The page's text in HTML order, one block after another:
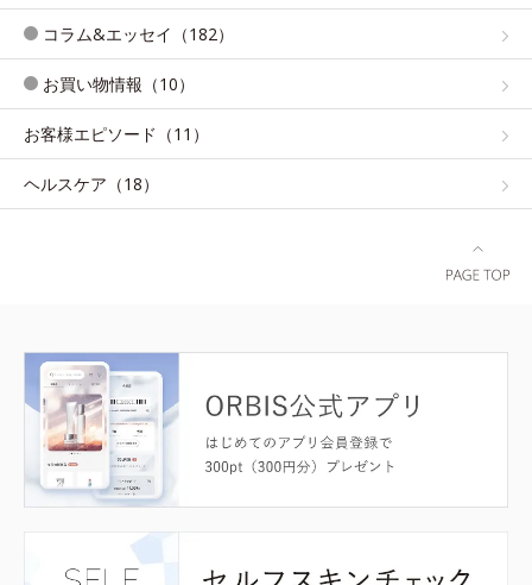
コラム&エッセイ（182）
お買い物情報（10）
お客様エピソード（11）
ヘルスケア（18）